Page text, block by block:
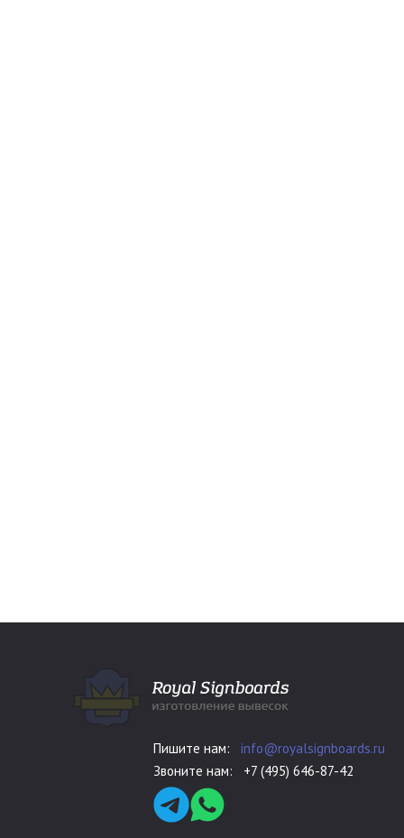
Пишите нам: info@royalsignboards.ru
Звоните нам: +7 (495) 646-87-42